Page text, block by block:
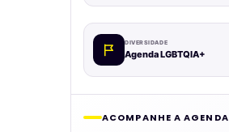
DIVERSIDADE
Agenda LGBTQIA+
ACOMPANHE A AGENDA